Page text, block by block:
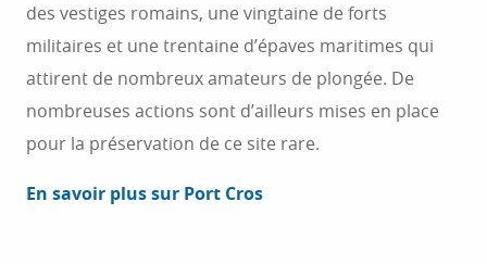
des vestiges romains, une vingtaine de forts
militaires et une trentaine d’épaves maritimes qui
attirent de nombreux amateurs de plongée. De
nombreuses actions sont d’ailleurs mises en place
pour la préservation de ce site rare.
En savoir plus sur Port Cros